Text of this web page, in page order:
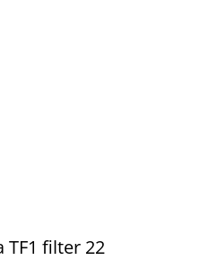
TF1 filter 22